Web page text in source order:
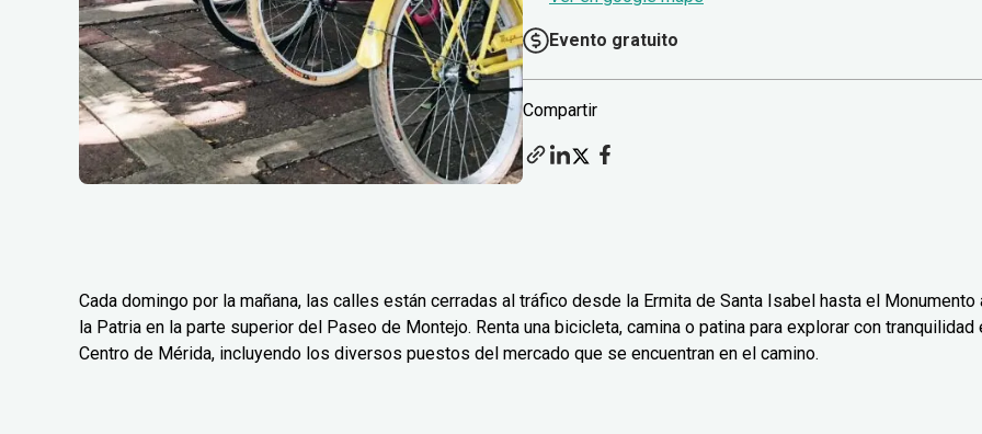
Evento gratuito
Compartir
Cada domingo por la mañana, las calles están cerradas al tráfico desde la Ermita de Santa Isabel hasta el Monumento
la Patria en la parte superior del Paseo de Montejo. Renta una bicicleta, camina o patina para explorar con tranquilidad
Centro de Mérida, incluyendo los diversos puestos del mercado que se encuentran en el camino.